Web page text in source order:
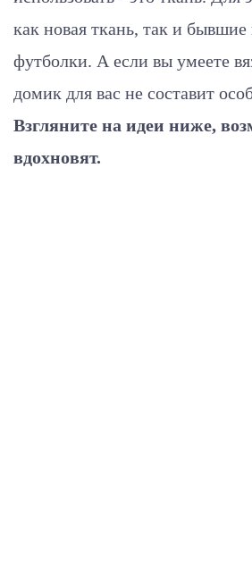
как новая ткань, так и бывшие
футболки. А если вы умеете
домик для вас не составит
Взгляните на идеи ниже,
вдохновят.